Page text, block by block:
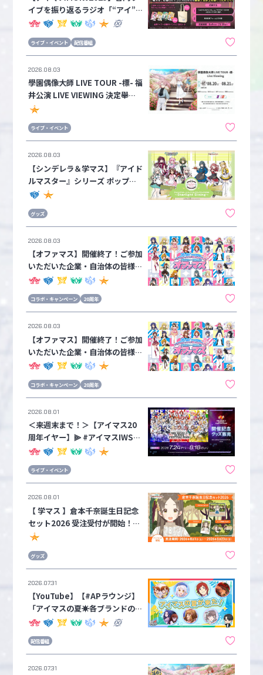
イブを振り返るラジオ「“アイ”の
キセキR@DIO vol.9」の配信を
たるプレゼントキャンペーンを開
催！
ライブ・イベント 配信番組
學園偶像大師 LIVE TOUR -標- 福
井公演 LIVE VIEWING 決定舉
辦！
ライブ・イベント
2026.08.03
【シンデレラ＆学マス】『アイド
ルマスター』シリーズ ポップア
ップストア2026 ～Starlight Di
よりアイドルマスター オフィシ
ャルショップに登場！
グッズ
2026.08.03
【オファマス】開催終了！ご参加
いただいた企業・自治体の皆様か
らのメッセージを公開！②
コラボ・キャンペーン 20周年
2026.08.03
【オファマス】開催終了！ご参加
いただいた企業・自治体の皆様か
らのメッセージを公開！①
コラボ・キャンペーン 20周年
2026.08.03
＜来週末まで！＞【アイマス20
周年イヤー】⫸ #アイマスIWSF2
026 ⫷ 開催記念グッズの受注は
ドフォリオ IWSF2026 プレミア
ムパックも数量限定で販売中！
ライブ・イベント
2026.08.01
【 学マス 】‎倉本千奈誕生日記念
セット2026 受注受付が開始！
［8/23(日)まで］
グッズ
2026.08.01
【YouTube】【#APラウンジ】
「アイマスの夏☀各ブランドのト
ピックを総ざらい！」配信のお知
ル】
配信番組
2026.07.31
2026.07.31